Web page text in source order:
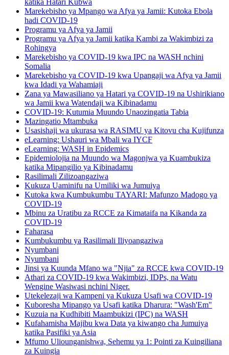
Marekebisho ya Mpango wa Afya ya Jamii: Kutoka Ebola
hadi COVID-19
Programu ya Afya ya Jamii
Programu ya Afya ya Jamii katika Kambi za Wakimbizi za
Rohingya
Marekebisho ya COVID-19 kwa IPC na WASH nchini
Somalia
Marekebisho ya COVID-19 kwa Upangaji wa Afya ya Jamii
kwa Idadi ya Wahamiaji
Zana ya Mawasiliano ya Hatari ya COVID-19 na Ushirikiano
wa Jamii kwa Watendaji wa Kibinadamu
COVID-19: Kutumia Muundo Unaozingatia Tabia
Mazingatio Mtambuka
Usasishaji wa ukurasa wa RASIMU ya Kitovu cha Kujifunza
eLearning: Ushauri wa Mbali wa IYCF
eLearning: WASH in Epidemics
Epidemiolojia na Muundo wa Magonjwa ya Kuambukiza
katika Mipangilio ya Kibinadamu
Rasilimali Zilizoangaziwa
Kukuza Uaminifu na Umiliki wa Jumuiya
Kutoka kwa Kumbukumbu TAYARI: Mafunzo Madogo ya
COVID-19
Mbinu za Uratibu za RCCE za Kimataifa na Kikanda za
COVID-19
Faharasa
Kumbukumbu ya Rasilimali Iliyoangaziwa
Nyumbani
Nyumbani
Jinsi ya Kuunda Mfano wa "Njia" za RCCE kwa COVID-19
Athari za COVID-19 kwa Wakimbizi, IDPs, na Watu
Wengine Wasiwasi nchini Niger.
Utekelezaji wa Kampeni ya Kukuza Usafi wa COVID-19
Kuboresha Mipango ya Usafi katika Dharura: "Wash'Em"
Kuzuia na Kudhibiti Maambukizi (IPC) na WASH
Kufahamisha Majibu kwa Data ya kiwango cha Jumuiya
katika Pasifiki ya Asia
Mfumo Uliounganishwa, Sehemu ya 1: Pointi za Kuingiliana
za Kuingia